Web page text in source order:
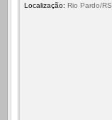
Localização: Rio Pardo/RS.